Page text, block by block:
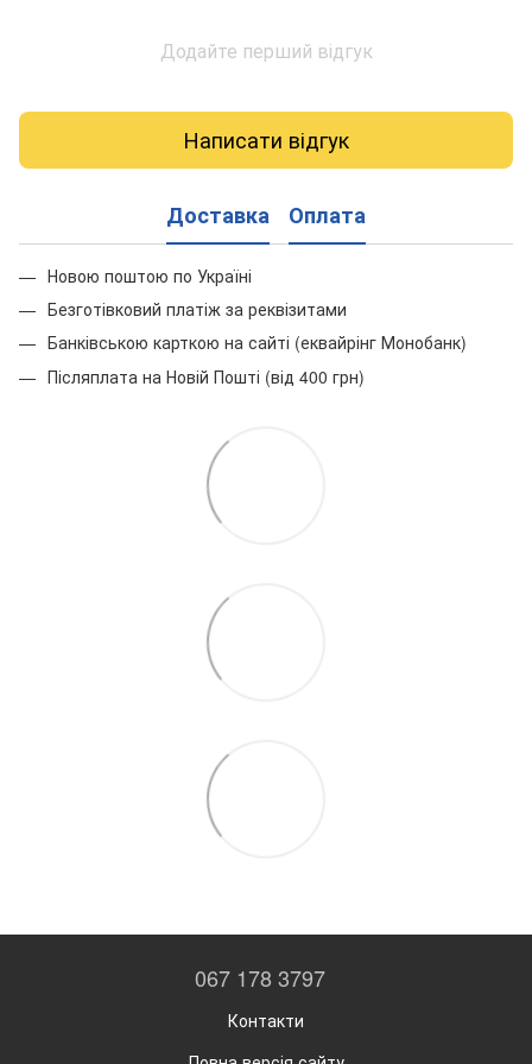
Додайте перший відгук
Написати відгук
Доставка Оплата
Новою поштою по Україні
Безготівковий платіж за реквізитами
Банківською карткою на сайті (еквайрінг Монобанк)
Післяплата на Новій Пошті (від 400 грн)
067 178 3797
Контакти